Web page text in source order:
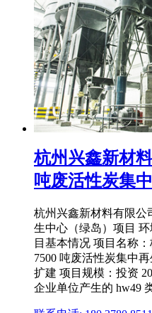
杭州兴鑫新材
吨废活性炭集
杭州兴鑫新材料有限公
生中心（绿岛）项目
目基本情况 项目名称
7500 吨废活性炭集中
扩建 项目规模：投资
企业单位产生的 hw49